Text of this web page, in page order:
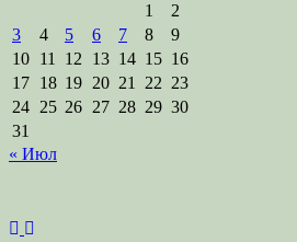
1
2
3
4 5 6 7 8
9
10 11 12 13 14 15 16
17 18 19 20 21 22 23
24 25 26 27 28 29 30
31
« Июл